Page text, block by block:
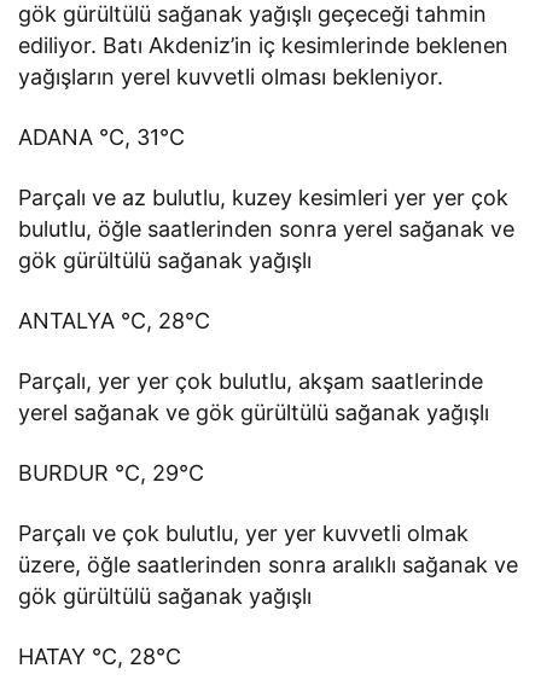
gök gürültülü sağanak yağışlı geçeceği tahmin
ediliyor. Batı Akdeniz’in iç kesimlerinde beklenen
yağışların yerel kuvvetli olması bekleniyor.
ADANA °C, 31°C
Parçalı ve az bulutlu, kuzey kesimleri yer yer çok
bulutlu, öğle saatlerinden sonra yerel sağanak ve
gök gürültülü sağanak yağışlı
ANTALYA °C, 28°C
Parçalı, yer yer çok bulutlu, akşam saatlerinde
yerel sağanak ve gök gürültülü sağanak yağışlı
BURDUR °C, 29°C
Parçalı ve çok bulutlu, yer yer kuvvetli olmak
üzere, öğle saatlerinden sonra aralıklı sağanak ve
gök gürültülü sağanak yağışlı
HATAY °C, 28°C